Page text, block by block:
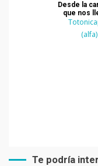
Desde la
que nos
altiplano, los
(alfa)
Te podría